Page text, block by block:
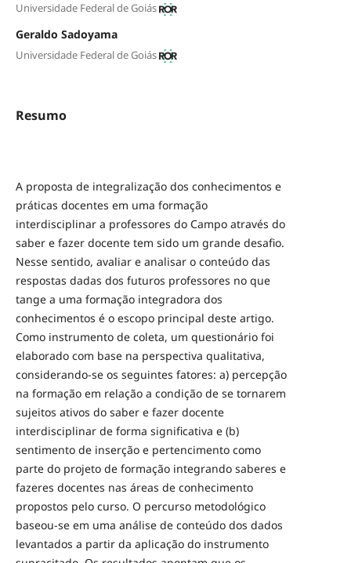
Universidade Federal de Goiás
Geraldo Sadoyama
Universidade Federal de Goiás
Resumo
A proposta de integralização dos conhecimentos e
práticas docentes em uma formação
interdisciplinar a professores do Campo através do
saber e fazer docente tem sido um grande desafio.
Nesse sentido, avaliar e analisar o conteúdo das
respostas dadas dos futuros professores no que
tange a uma formação integradora dos
conhecimentos é o escopo principal deste artigo.
Como instrumento de coleta, um questionário foi
elaborado com base na perspectiva qualitativa,
considerando-se os seguintes fatores: a) percepção
na formação em relação a condição de se tornarem
sujeitos ativos do saber e fazer docente
interdisciplinar de forma significativa e (b)
sentimento de inserção e pertencimento como
parte do projeto de formação integrando saberes e
fazeres docentes nas áreas de conhecimento
propostos pelo curso. O percurso metodológico
baseou-se em uma análise de conteúdo dos dados
levantados a partir da aplicação do instrumento